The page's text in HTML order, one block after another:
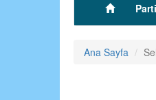
(current)
Ana Sayfa